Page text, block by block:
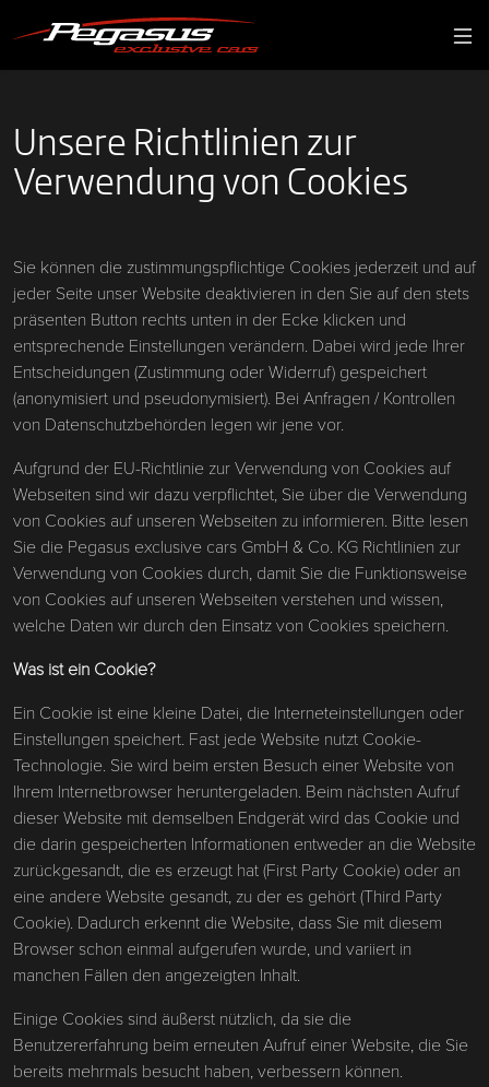
Unsere Richtlinien zur
Verwendung von Cookies
Sie können die zustimmungspflichtige Cookies jederzeit und auf
jeder Seite unser Website deaktivieren in den Sie auf den stets
präsenten Button rechts unten in der Ecke klicken und
entsprechende Einstellungen verändern. Dabei wird jede Ihrer
Entscheidungen (Zustimmung oder Widerruf) gespeichert
(anonymisiert und pseudonymisiert). Bei Anfragen / Kontrollen
von Datenschutzbehörden legen wir jene vor.
Aufgrund der EU-Richtlinie zur Verwendung von Cookies auf
Webseiten sind wir dazu verpflichtet, Sie über die Verwendung
von Cookies auf unseren Webseiten zu informieren. Bitte lesen
Sie die Pegasus exclusive cars GmbH & Co. KG Richtlinien zur
Verwendung von Cookies durch, damit Sie die Funktionsweise
von Cookies auf unseren Webseiten verstehen und wissen,
welche Daten wir durch den Einsatz von Cookies speichern.
Was ist ein Cookie?
Ein Cookie ist eine kleine Datei, die Interneteinstellungen oder
Einstellungen speichert. Fast jede Website nutzt Cookie-
Technologie. Sie wird beim ersten Besuch einer Website von
Ihrem Internetbrowser heruntergeladen. Beim nächsten Aufruf
dieser Website mit demselben Endgerät wird das Cookie und
die darin gespeicherten Informationen entweder an die Website
zurückgesandt, die es erzeugt hat (First Party Cookie) oder an
eine andere Website gesandt, zu der es gehört (Third Party
Cookie). Dadurch erkennt die Website, dass Sie mit diesem
Browser schon einmal aufgerufen wurde, und variiert in
manchen Fällen den angezeigten Inhalt.
Einige Cookies sind äußerst nützlich, da sie die
Benutzererfahrung beim erneuten Aufruf einer Website, die Sie
bereits mehrmals besucht haben, verbessern können.